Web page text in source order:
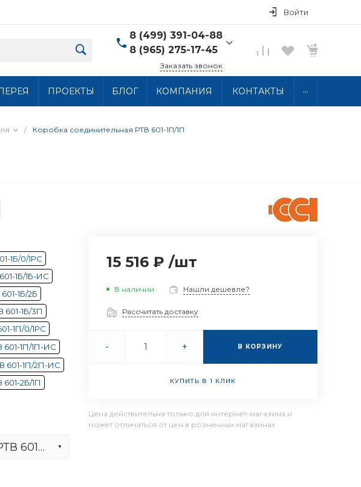
Войти
8 (499) 391-04-88
8 (965) 275-17-45
8 (499) 391-04-88
Хлобыстова 15, 2 этаж
Вс: Выходной
Заказать звонок
ПРОЕКТЫ БЛОГ КОМПАНИЯ КОНТАКТЫ ...
/ Коробка соединительная РТВ 601-1П/1П
1Б/0/1РС
1Б/1Б-ИС
1Б/2Б
601-1Б/3П
1П/0/1РС
601-1П/1П-ИС
601-1П/2П-ИС
601-2Б/1П
Коробка соединительная РТВ 601-1П/1П
15 516 ₽/шт
В наличии Нашли дешевле?
Рассчитать доставку
- + В КОРЗИНУ
КУПИТЬ В 1 КЛИК
Цена действительна только для интернет-магазина и
может отличаться от цен в розничных магазинах